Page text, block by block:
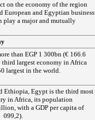
on the economy of the region
European and Egyptian business
play a major and mutually
than EGP 1 300bn (€ 166.6
third largest economy in Africa
largest in the world.
Ethiopia, Egypt is the third most
in Africa, its population
with a GDP per capita of
099,2).